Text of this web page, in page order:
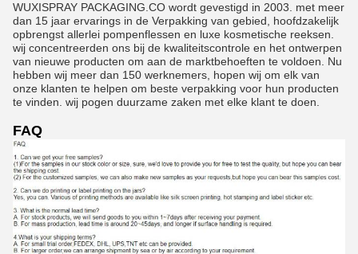
WUXISPRAY PACKAGING.CO wordt gevestigd in 2003. met meer
dan 15 jaar ervarings in de Verpakking van gebied, hoofdzakelijk
opbrengst allerlei pompenflessen en luxe kosmetische reeksen.
wij concentreerden ons bij de kwaliteitscontrole en het ontwerpen
van nieuwe producten om aan de marktbehoeften te voldoen. Nu
hebben wij meer dan 150 werknemers, hopen wij om elk van
onze klanten te helpen om beste verpakking voor hun producten
te vinden. wij pogen duurzame zaken met elke klant te doen.
FAQ